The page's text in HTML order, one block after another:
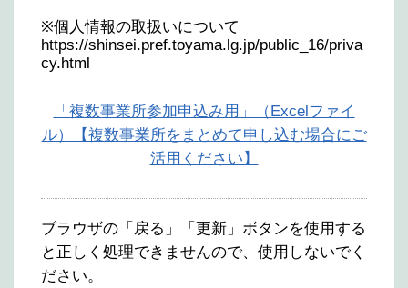
※個人情報の取扱いについて
https://shinsei.pref.toyama.lg.jp/public_16/priva
cy.html
「複数事業所参加申込み用」（Excelファイ
ル）【複数事業所をまとめて申し込む場合にご
活用ください】
ブラウザの「戻る」「更新」ボタンを使用する
と正しく処理できませんので、使用しないでく
ださい。